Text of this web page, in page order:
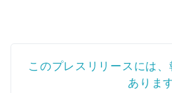
このプレスリリースには
ありま